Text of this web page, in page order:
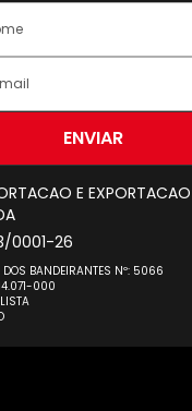
ENVIAR
E
0001-26
BANDEIRANTES Nº: 5066
000